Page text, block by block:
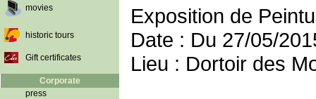
movies
historic tours
Gift certificates
Corporate
press
Exposition de
Date : Du 27/05/
Lieu : Dortoir des